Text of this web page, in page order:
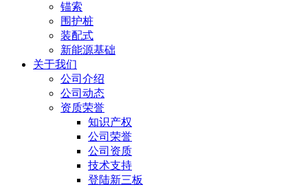
锚索
围护桩
装配式
新能源基础
关于我们
公司介绍
公司动态
资质荣誉
知识产权
公司荣誉
公司资质
技术支持
登陆新三板